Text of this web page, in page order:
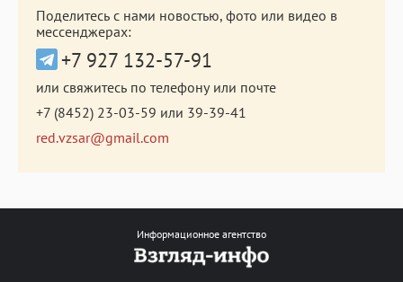
Поделитесь с нами новостью, фото или видео в
мессенджерах:
+7 927 132-57-91
или свяжитесь по телефону или почте
+7 (8452) 23-03-59 или 39-39-41
red.vzsar@gmail.com
Информационное агентство